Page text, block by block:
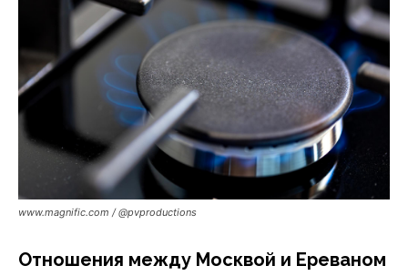
www.magnific.com / @pvproductions
Отношения между Москвой и Ереваном